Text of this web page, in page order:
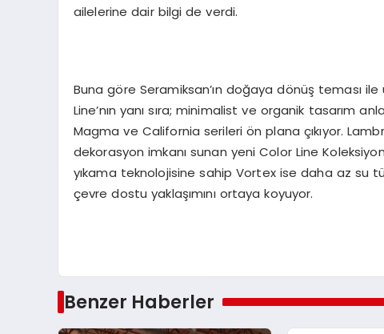
ailelerine dair bilgi de verdi.
Buna göre Seramiksan’ın doğaya dönüş teması
Line’nın yanı sıra; minimalist ve organik tasarım
Magma ve California serileri ön plana çıkıyor.
dekorasyon imkanı sunan yeni Color Line
yıkama teknolojisine sahip Vortex ise daha az su
çevre dostu yaklaşımını ortaya koyuyor.
Benzer Haberler